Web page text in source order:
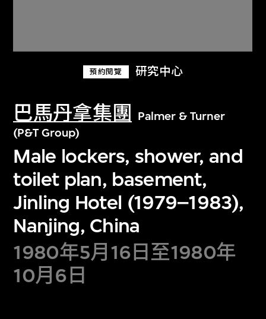
預約閱覽 研究中心
巴馬丹拿集團
Palmer & Turner
(P&T Group)
Male lockers, shower, and
toilet plan, basement,
Jinling Hotel (1979–1983),
Nanjing, China
1980年5月16日至1980年
10月6日
關於M+藏品
探索世界頂級的二十及二十一世紀視覺
文化藏品。